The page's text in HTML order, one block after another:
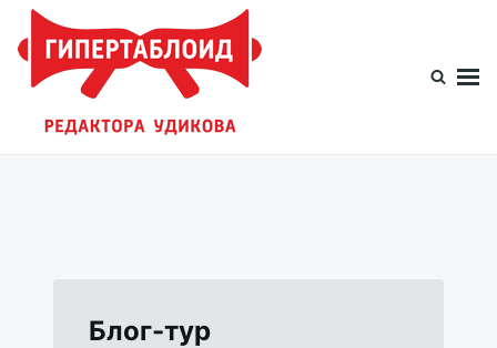
Перейти
содержимому
Искать:
Блог-тур